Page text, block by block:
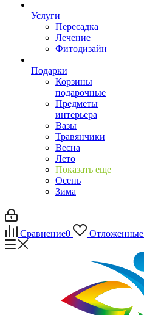
Услуги
Пересадка
Лечение
Фитодизайн
Подарки
Корзины
подарочные
Предметы
интерьера
Вазы
Травянчики
Весна
Лето
Показать еще
Осень
Зима
Сравнение0 Отложенные